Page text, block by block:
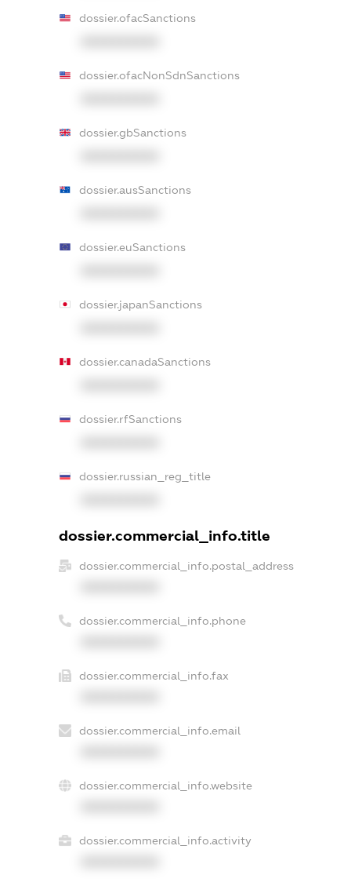
dossier.ofacSanctions
dossier.ofacNonSdnSanctions
dossier.gbSanctions
dossier.ausSanctions
dossier.euSanctions
dossier.japanSanctions
dossier.canadaSanctions
dossier.rfSanctions
dossier.russian_reg_title
dossier.commercial_info.title
dossier.commercial_info.postal_address
dossier.commercial_info.phone
dossier.commercial_info.fax
dossier.commercial_info.email
dossier.commercial_info.website
dossier.commercial_info.activity